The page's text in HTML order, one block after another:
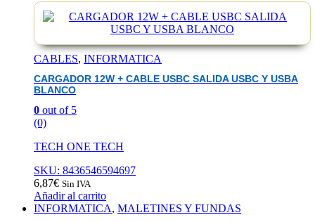
CABLES, INFORMATICA
CARGADOR 12W + CABLE USBC SALIDA USBC Y USBA
BLANCO
0 out of 5
(0)
TECH ONE TECH
SKU: 8436546594697
6,87€ Sin IVA
Añadir al carrito
INFORMATICA, MALETINES Y FUNDAS